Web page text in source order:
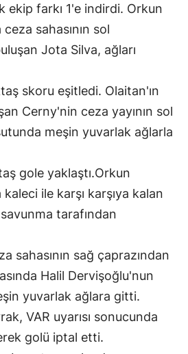
Konya
Manisa
Mardin
Muğla
Nevşehir
Niğde
Ordu
ekip farkı 1'e indirdi. Orkun
sahasının sol
Jota Silva, ağları
skoru eşitledi. Olaitan'ın
Cerny'nin ceza yayının sol
meşin yuvarlak ağlarla
gole yaklaştı.Orkun
ile karşı karşıya kalan
tarafından
sahasının sağ çaprazından
Halil Dervişoğlu'nun
yuvarlak ağlara gitti.
VAR uyarısı sonucunda
golü iptal etti.